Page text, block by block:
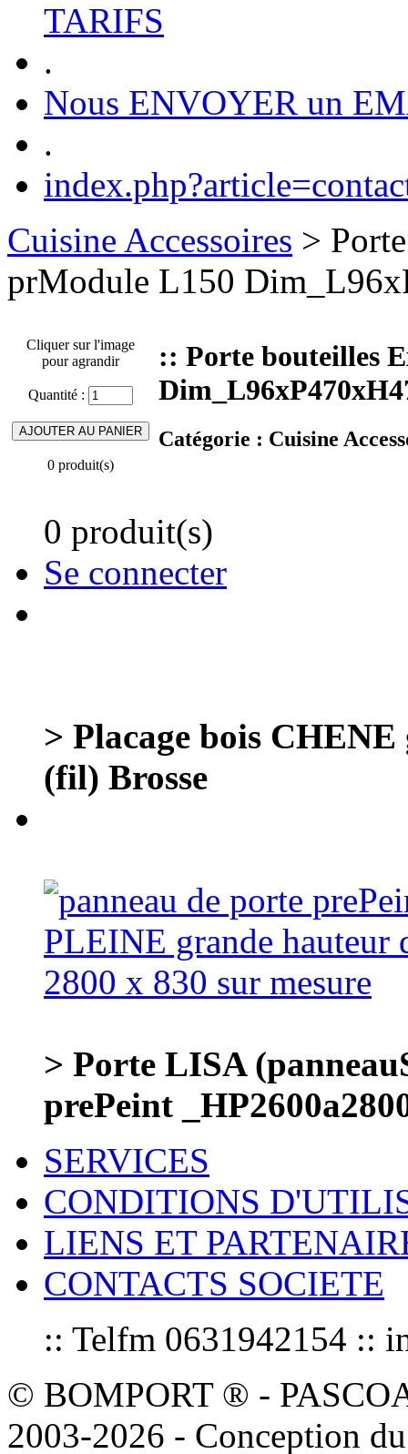
TARIFS
.
Nous ENVOYER un
.
Cuisine Accessoires >
prModule L150
Cliquer sur l'image
pour agrandir
Quantité :
0 produit(s)
:: Porte bouteilles
Catégorie : Cuisine
0 produit(s)
Se connecter
> Placage bois
(fil) Brosse
> Porte LISA
prePeint
SERVICES
CONDITIONS
LIENS ET
CONTACTS SOCIETE
:: Telfm 0631942154 ::
© BOMPORT ® -
2003-2026 - Conception